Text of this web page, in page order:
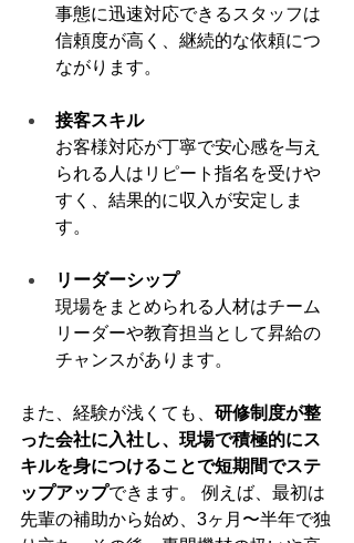
事態に迅速対応できるスタッフは
信頼度が高く、継続的な依頼につ
ながります。
接客スキル
お客様対応が丁寧で安心感を与え
られる人はリピート指名を受けや
すく、結果的に収入が安定しま
す。
リーダーシップ
現場をまとめられる人材はチーム
リーダーや教育担当として昇給の
チャンスがあります。
また、経験が浅くても、 研修制度が整
った会社に入社し、現場で積極的にス
キルを身につけることで短期間でステ
ップアップできます。 例えば、最初は
先輩の補助から始め、3ヶ月〜半年で独